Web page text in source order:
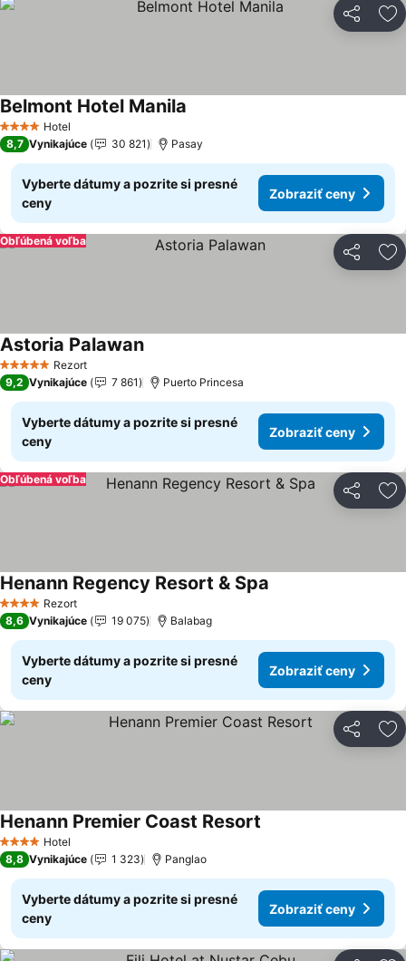
Zdieľať
4 Počet hviezdičiek
Hotel
Belmont Hotel Manila
8,7 Vynikajúce 30 821 Pasay
Vyberte dátumy a pozrite si presné
ceny
Zobraziť ceny
Zdieľať
Obľúbená voľba
5 Počet hviezdičiek
Rezort
Astoria PalawanZobraziť ceny
9,2 Vynikajúce 7 861 Puerto Princesa
Vyberte dátumy a pozrite si presné
ceny
Zobraziť ceny
Zdieľať
Obľúbená voľba
4 Počet hviezdičiek
Rezort
Henann Regency Resort & Spa
8,6 Vynikajúce 19 075 Balabag
Vyberte dátumy a pozrite si presné
ceny
Zobraziť ceny
Zdieľať
4 Počet hviezdičiek
Hotel
Henann Premier Coast Resort
8,8 Vynikajúce 1 323 Panglao
Vyberte dátumy a pozrite si presné
ceny
Zobraziť ceny